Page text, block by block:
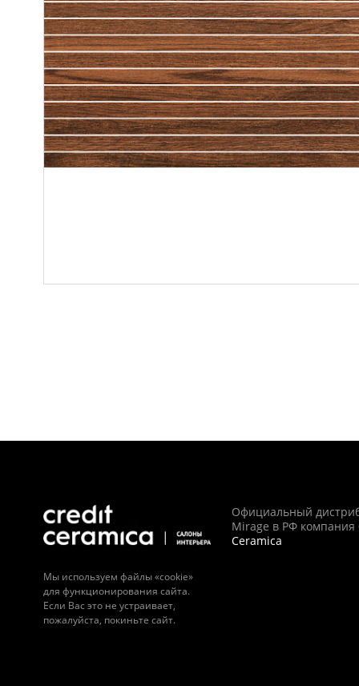
Мы используем файлы «cookie»
для функционирования сайта.
Если Вас это не устраивает,
пожалуйста, покиньте сайт.
Официальный
Mirage в РФ компания
Ceramica